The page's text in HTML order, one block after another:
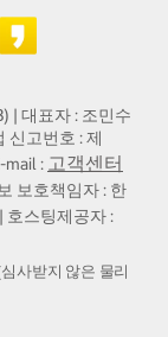
| 대표자 : 조민수
신고번호 : 제
mail : 고객센터
보호책임자 : 한
호스팅제공자 :
사받지 않은 물리